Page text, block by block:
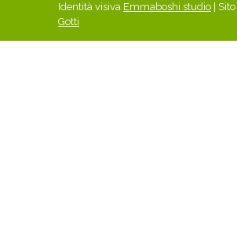
Identità visiva Emmaboshi studio | Sito
Gotti